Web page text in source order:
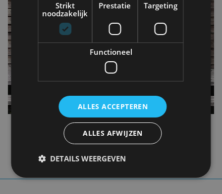
Strikt
noodzakelijk
Prestatie Targeting
Functioneel
ALLES ACCEPTEREN
ALLES AFWIJZEN
DETAILS WEERGEVEN